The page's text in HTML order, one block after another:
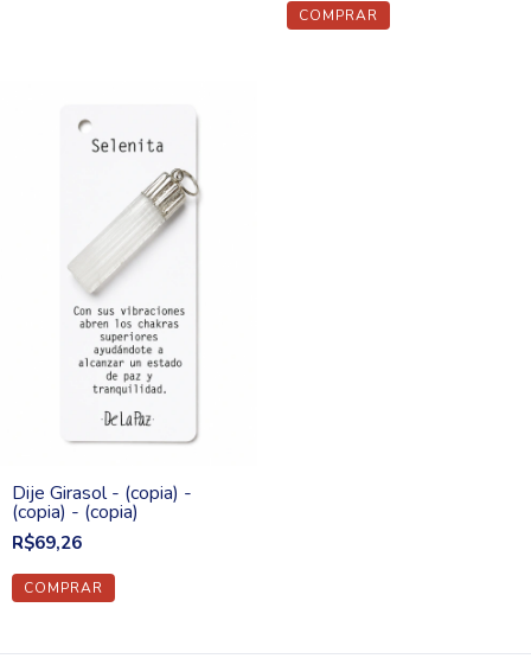
Dije Girasol - (copia) -
(copia) - (copia)
R$69,26